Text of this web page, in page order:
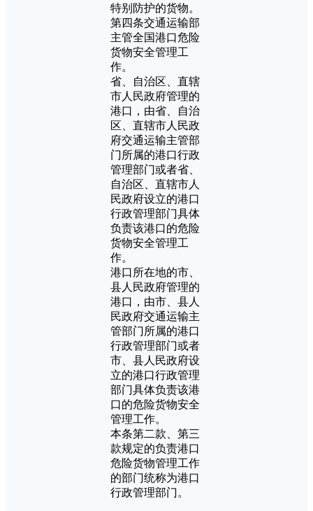
特别防护的货物。
第四条交通运输部
主管全国港口危险
货物安全管理工
作。
省、自治区、直辖
市人民政府管理的
港口，由省、自治
区、直辖市人民政
府交通运输主管部
门所属的港口行政
管理部门或者省、
自治区、直辖市人
民政府设立的港口
行政管理部门具体
负责该港口的危险
货物安全管理工
作。
港口所在地的市、
县人民政府管理的
港口，由市、县人
民政府交通运输主
管部门所属的港口
行政管理部门或者
市、县人民政府设
立的港口行政管理
部门具体负责该港
口的危险货物安全
管理工作。
本条第二款、第三
款规定的负责港口
危险货物管理工作
的部门统称为港口
行政管理部门。